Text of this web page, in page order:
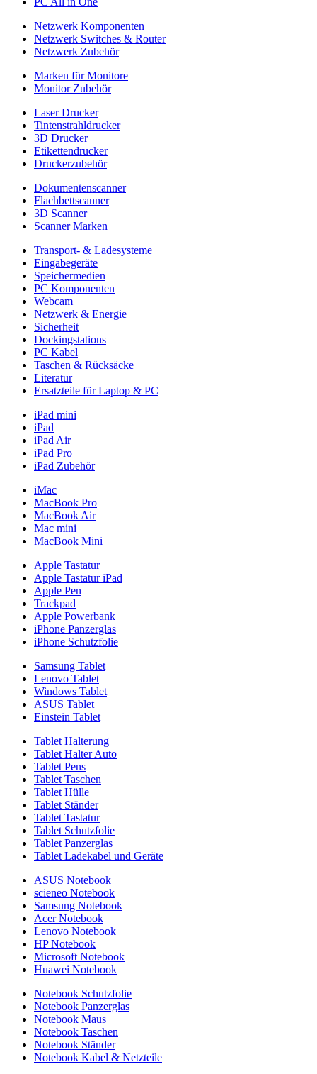
Netzwerk Komponenten
Netzwerk Switches & Router
Netzwerk Zubehör
Marken für Monitore
Monitor Zubehör
Laser Drucker
Tintenstrahldrucker
3D Drucker
Etikettendrucker
Druckerzubehör
Dokumentenscanner
Flachbettscanner
3D Scanner
Scanner Marken
Transport- & Ladesysteme
Eingabegeräte
Speichermedien
PC Komponenten
Webcam
Netzwerk & Energie
Sicherheit
Dockingstations
PC Kabel
Taschen & Rücksäcke
Literatur
Ersatzteile für Laptop & PC
iPad mini
iPad
iPad Air
iPad Pro
iPad Zubehör
iMac
MacBook Pro
MacBook Air
Mac mini
MacBook Mini
Apple Tastatur
Apple Tastatur iPad
Apple Pen
Trackpad
Apple Powerbank
iPhone Panzerglas
iPhone Schutzfolie
Samsung Tablet
Lenovo Tablet
Windows Tablet
ASUS Tablet
Einstein Tablet
Tablet Halterung
Tablet Halter Auto
Tablet Pens
Tablet Taschen
Tablet Hülle
Tablet Ständer
Tablet Tastatur
Tablet Schutzfolie
Tablet Panzerglas
Tablet Ladekabel und Geräte
ASUS Notebook
scieneo Notebook
Samsung Notebook
Acer Notebook
Lenovo Notebook
HP Notebook
Microsoft Notebook
Huawei Notebook
Notebook Schutzfolie
Notebook Panzerglas
Notebook Maus
Notebook Taschen
Notebook Ständer
Notebook Kabel & Netzteile